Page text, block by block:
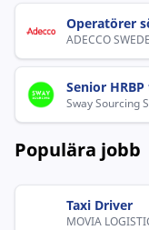
Operatörer
ADECCO
Senior
Sway Sourcing
Populära jobb
Taxi Driver
MOVIA